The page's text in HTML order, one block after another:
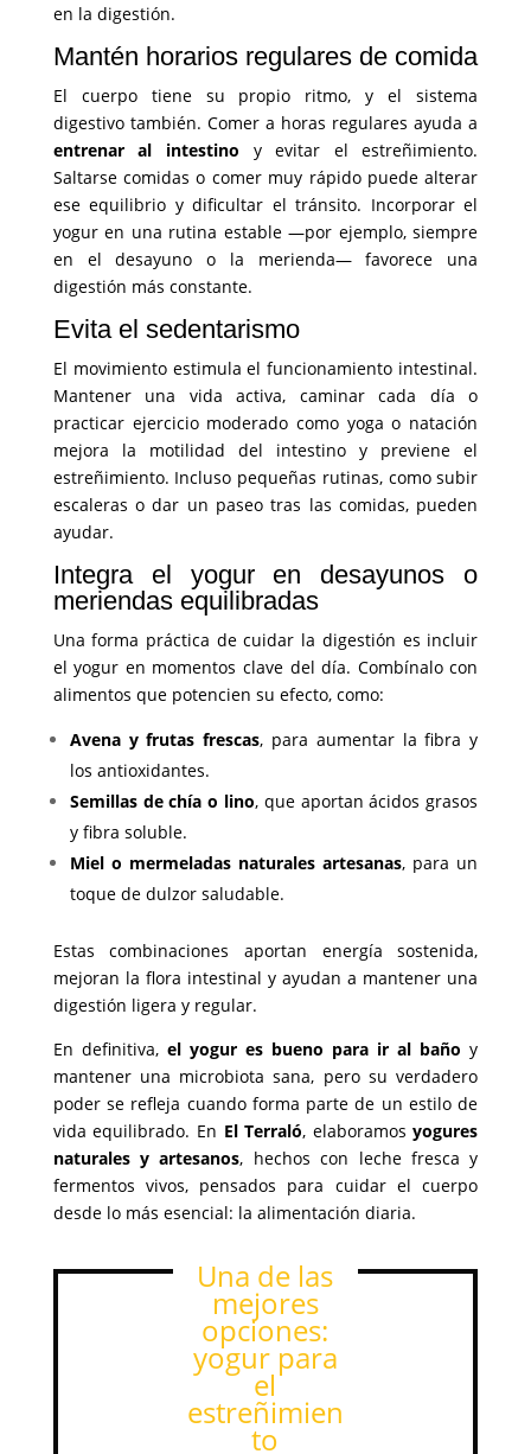
en la digestión.
Mantén horarios regulares de comida
El cuerpo tiene su propio ritmo, y el sistema
digestivo también. Comer a horas regulares ayuda a
entrenar al intestino y evitar el estreñimiento.
Saltarse comidas o comer muy rápido puede alterar
ese equilibrio y dificultar el tránsito. Incorporar el
yogur en una rutina estable —por ejemplo, siempre
en el desayuno o la merienda— favorece una
digestión más constante.
Evita el sedentarismo
El movimiento estimula el funcionamiento intestinal.
Mantener una vida activa, caminar cada día o
practicar ejercicio moderado como yoga o natación
mejora la motilidad del intestino y previene el
estreñimiento. Incluso pequeñas rutinas, como subir
escaleras o dar un paseo tras las comidas, pueden
ayudar.
Integra el yogur en desayunos o
meriendas equilibradas
Una forma práctica de cuidar la digestión es incluir
el yogur en momentos clave del día. Combínalo con
alimentos que potencien su efecto, como:
Avena y frutas frescas, para aumentar la fibra y
los antioxidantes.
Semillas de chía o lino, que aportan ácidos grasos
y fibra soluble.
Miel o mermeladas naturales artesanas, para un
toque de dulzor saludable.
Estas combinaciones aportan energía sostenida,
mejoran la flora intestinal y ayudan a mantener una
digestión ligera y regular.
En definitiva, el yogur es bueno para ir al baño y
mantener una microbiota sana, pero su verdadero
poder se refleja cuando forma parte de un estilo de
vida equilibrado. En El Terraló, elaboramosyogures
naturales y artesanos, hechos con leche fresca y
fermentos vivos, pensados para cuidar el cuerpo
desde lo más esencial: la alimentación diaria.
Una de las
mejores
opciones:
yogur para
el
estreñimien
to